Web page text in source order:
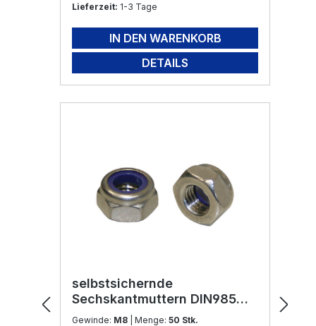
Lieferzeit: 1-3 Tage
IN DEN WARENKORB
DETAILS
selbstsichernde
Sechskantmuttern DIN985
M8 Edelstahl V2A
Gewinde: M8 | Menge: 50 Stk.